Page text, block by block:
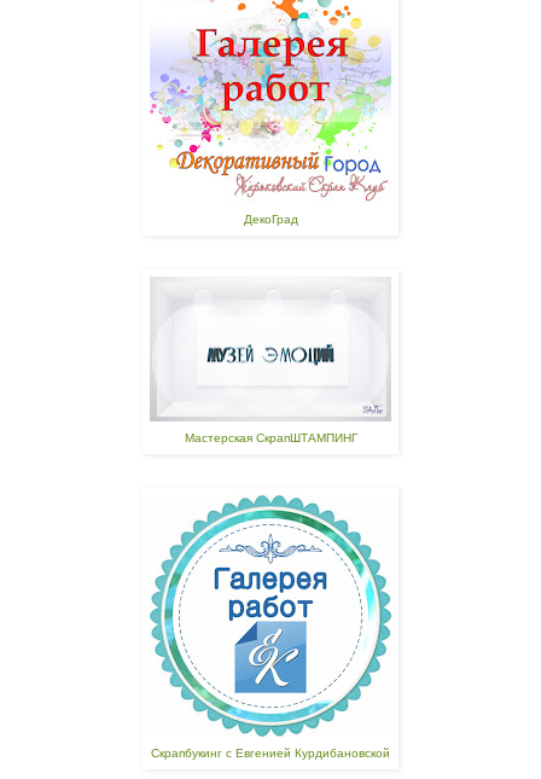
ДекоГрад
Мастерская СкрапШТАМПИНГ
Скрапбукинг с Евгенией Курдибановской